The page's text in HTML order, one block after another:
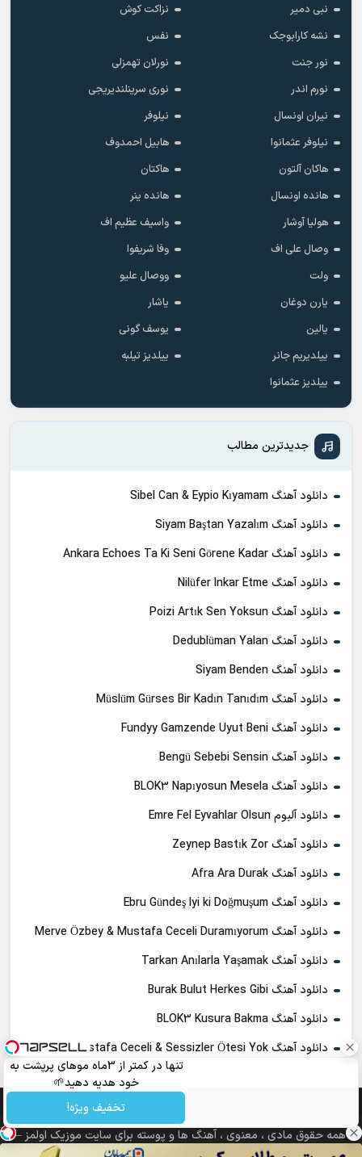
تنها در کمتر از 3ماه موهای پرپشت به
خود هدیه دهید🌱
شامپوجلبک40%تخفیف
تخفیف ویژه!
نبی دمیر
نزاکت کوش
نشه کارابوجک
نفس
نور جنت
نورلان تهمزلی
نورم اندر
نوری سرینلندیریجی
نیران اونسال
نیلوفر
نیلوفر عثمانوا
هابیل احمدوف
هاکان آلتون
هاکتان
هانده اونسال
هانده ینر
هولیا آوشار
واسیف عظیم اف
وصال علی اف
وفا شریفوا
ولت
ووصال علیو
یارن دوغان
یاشار
یالین
یوسف گونی
ییلدیریم جانر
ییلدیز تیلبه
ییلدیز عثمانوا
جدیدترین مطالب
دانلود آهنگ Sibel Can & Eypio Kıyamam
دانلود آهنگ Siyam Baştan Yazalım
دانلود آهنگ Ankara Echoes Ta Ki Seni Görene Kadar
دانلود آهنگ Nilüfer Inkar Etme
دانلود آهنگ Poizi Artık Sen Yoksun
دانلود آهنگ Dedublüman Yalan
دانلود آهنگ Siyam Benden
دانلود آهنگ Müslüm Gürses Bir Kadın Tanıdım
دانلود آهنگ Fundyy Gamzende Uyut Beni
دانلود آهنگ Bengü Sebebi Sensin
دانلود آهنگ BLOK3 Napıyosun Mesela
دانلود آلبوم Emre Fel Eyvahlar Olsun
دانلود آهنگ Zeynep Bastık Zor
دانلود آهنگ Afra Ara Durak
دانلود آهنگ Ebru Gündeş Iyi ki Doğmuşum
دانلود آهنگ Merve Özbey & Mustafa Ceceli Duramıyorum
دانلود آهنگ Tarkan Anılarla Yaşamak
دانلود آهنگ Burak Bulut Herkes Gibi
دانلود آهنگ BLOK3 Kusura Bakma
دانلود آهنگ Mustafa Ceceli & Sessizler Ötesi Yok
همه حقوق مادی ، معنوی ، آهنگ ها و پوسته برای سایت موزیک اولمز –
مرجع دانلود ترانه های ترکی محفوظ می باشد.